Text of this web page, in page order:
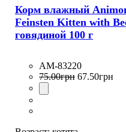
Корм влажный
Feinsten Kitten with
говядиной 100 г
AM-83220
75.00грн 67.50грн